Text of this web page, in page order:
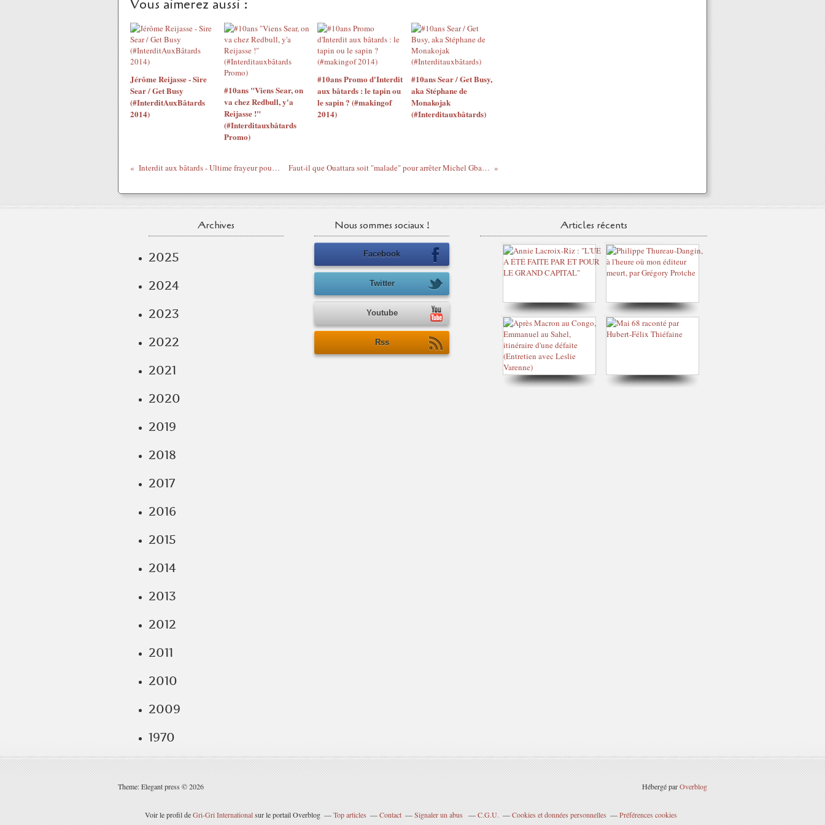
Vous aimerez aussi :
Jérôme Reijasse - Sire
Sear / Get Busy
(#InterditAuxBâtards
2014)
#10ans "Viens Sear, on
va chez Redbull, y'a
Reijasse !"
(#Interditauxbâtards
Promo)
#10ans Promo d'Interdit
aux bâtards : le tapin ou
le sapin ? (#makingof
2014)
#10ans Sear / Get Busy,
aka Stéphane de
Monakojak
(#Interditauxbâtards)
Interdit aux bâtards - Ultime frayeur pour Sear & son éditeur chez l'imprimeur Faut-il que Ouattara soit "malade" pour arrêter Michel Gbagbo et l'empêcher de venir devant un juge à Paris ?
Archives
2025
2024
2023
2022
2021
2020
2019
2018
2017
2016
2015
2014
2013
2012
2011
2010
2009
1970
Nous sommes sociaux !
Facebook
Twitter
Youtube
Rss
Articles récents
Theme: Elegant press © 2026 Hébergé parOverblog
Voir le profil deGri-Gri Internationalsur le portail Overblog Top articles Contact Signaler un abus C.G.U. Cookies et données personnelles Préférences cookies